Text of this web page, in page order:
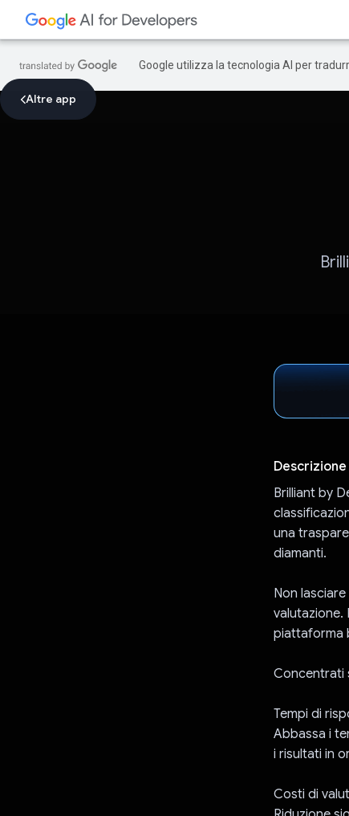
Google utilizza la tecnologia AI per
Altre app
Descrizione
Brilliant by
una
diamanti.
Non
valutazione.
piattaforma
Concentrati
Tempi di
Abbassa i
i risultati in
Costi di